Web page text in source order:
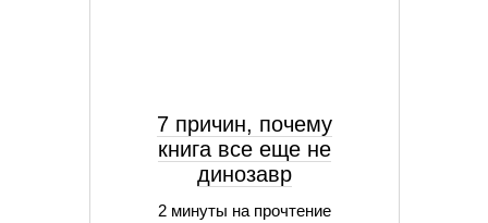
7 причин, почему
книга все еще не
динозавр
2 минуты на прочтение